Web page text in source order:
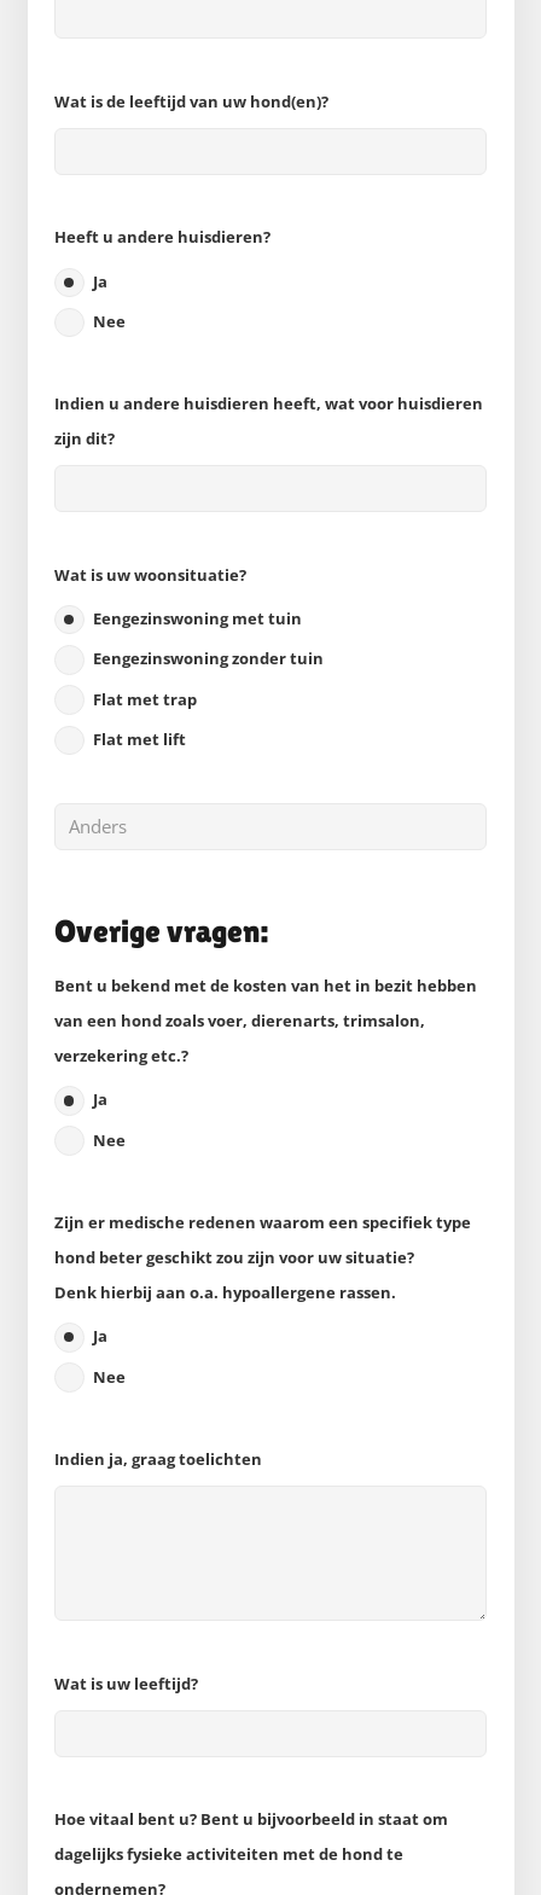
Wat is de leeftijd van uw hond(en)?
Heeft u andere huisdieren?
Ja
Nee
Indien u andere huisdieren heeft, wat voor huisdieren
zijn dit?
Wat is uw woonsituatie?
Eengezinswoning met tuin
Eengezinswoning zonder tuin
Flat met trap
Flat met lift
Overige vragen:
Bent u bekend met de kosten van het in bezit hebben
van een hond zoals voer, dierenarts, trimsalon,
verzekering etc.?
Ja
Nee
Zijn er medische redenen waarom een specifiek type
hond beter geschikt zou zijn voor uw situatie?
Denk hierbij aan o.a. hypoallergene rassen.
Ja
Nee
Indien ja, graag toelichten
Wat is uw leeftijd?
Hoe vitaal bent u? Bent u bijvoorbeeld in staat om
dagelijks fysieke activiteiten met de hond te
ondernemen?